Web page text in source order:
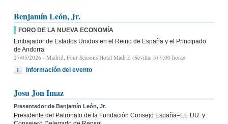
Benjamín León, Jr.
FORO DE LA NUEVA ECONOMÍA
Embajador de Estados Unidos en el Reino de España y el Principado
de Andorra
27/05/2026 - Madrid, Four Seasons Hotel Madrid (Sevilla, 3) 9.00 horas
Información del evento
Josu Jon Imaz
Presentador de Benjamín León, Jr.
Presidente del Patronato de la Fundación Consejo España–EE.UU. y